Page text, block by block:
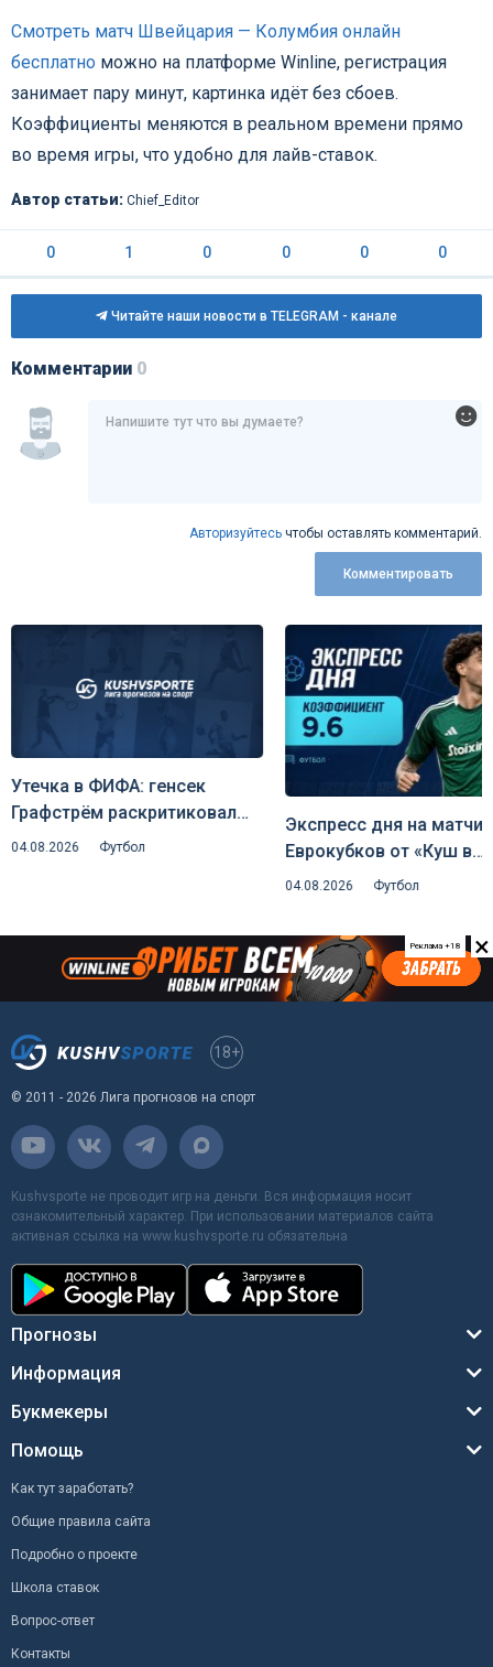
Смотреть матч Швейцария — Колумбия онлайн
бесплатно можно на платформе Winline, регистрация
занимает пару минут, картинка идёт без сбоев.
Коэффициенты меняются в реальном времени прямо
во время игры, что удобно для лайв-ставок.
Автор статьи: Chief_Editor
0 1 0 0 0 0
Читайте наши новости в TELEGRAM - канале
Комментарии 0
Авторизуйтесь чтобы оставлять комментарий.
Комментировать
Утечка в ФИФА: генсек
Графстрём раскритиковал
план Инфантино отдать
04.08.2026 Футбол
Экспресс дня на матчи
Еврокубков от «Куш в
спорте» (5 августа 2026)
04.08.2026 Футбол
×
Реклама +18
18+
© 2011 - 2026 Лига прогнозов на спорт
Kushvsporte не проводит игр на деньги. Вся информация носит
ознакомительный характер. При использовании материалов сайта
активная ссылка на www.kushvsporte.ru обязательна
Прогнозы
Информация
Букмекеры
Помощь
Как тут заработать?
Общие правила сайта
Подробно о проекте
Школа ставок
Вопрос-ответ
Контакты